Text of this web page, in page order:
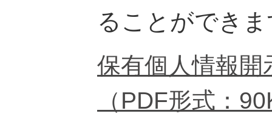
ることができ
保有個人情報
（PDF形式：